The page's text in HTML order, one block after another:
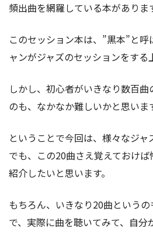
頻出曲を網羅している本がありま
このセッション本は、”黒本”と
ャンがジャズのセッションをする
しかし、初心者がいきなり数百
のも、なかなか難しいかと思いま
ということで今回は、様々なジ
でも、この20曲さえ覚えておけ
紹介したいと思います。
もちろん、いきなり20曲という
で、実際に曲を聴いてみて、自